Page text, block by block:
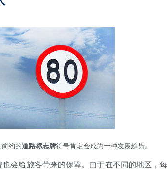
约的道路标志牌符号肯定会成为一种发展趋势。
会给旅客带来的保障。由于在不同的地区，